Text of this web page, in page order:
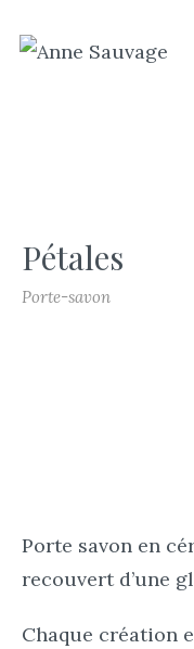
Pétales
Porte-savon
Porte savon en
recouvert d’une
Chaque création